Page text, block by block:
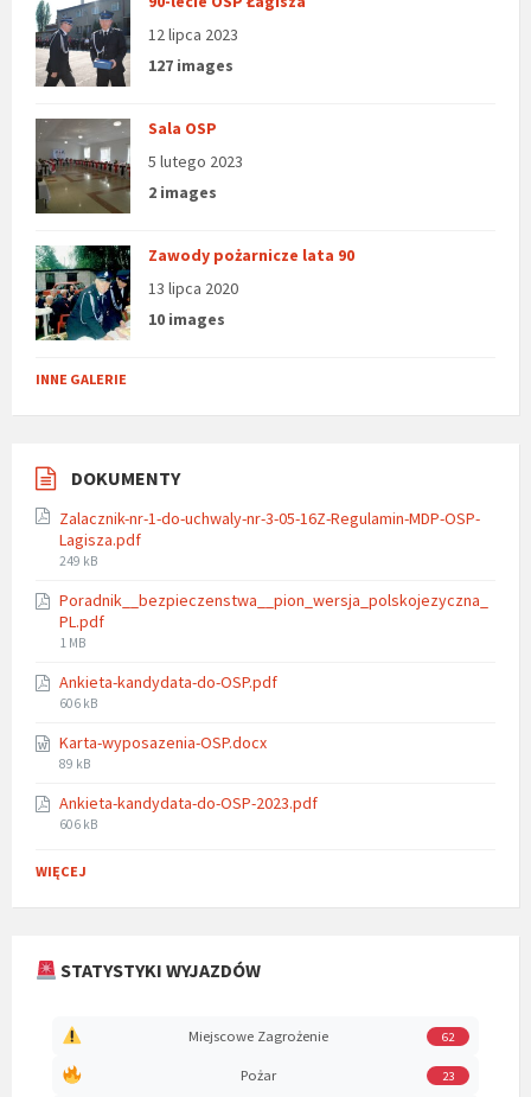
12 lipca 2023
127 images
Sala OSP
5 lutego 2023
2 images
Zawody pożarnicze lata 90
13 lipca 2020
10 images
INNE GALERIE
DOKUMENTY
Zalacznik-nr-1-do-uchwaly-nr-3-05-16Z-Regulamin-MDP-OSP-
Lagisza.pdf
File
249 kB
Poradnik__bezpieczenstwa__pion_wersja_polskojezyczna_
PL.pdf
File
1 MB
Ankieta-kandydata-do-OSP.pdf
File
606 kB
Karta-wyposazenia-OSP.docx
File
89 kB
Ankieta-kandydata-do-OSP-2023.pdf
File
606 kB
WIĘCEJ
STATYSTYKI WYJAZDÓW
Miejscowe Zagrożenie 62
Pożar 23